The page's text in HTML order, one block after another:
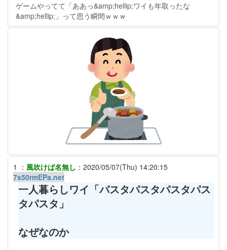
ゲームやってて「ああっ&amp;hellip;ワイも年取ったな
&amp;hellip;」って思う瞬間ｗｗｗ
1 ： 風吹けば名無し ： 2020/05/07(Thu) 14:20:15
7s50rmEPa.net
一人暮らしワイ「パスタパスタパスタパス
タパスタ」
なぜなのか